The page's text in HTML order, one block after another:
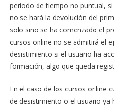
periodo de tiempo no puntual,
no se hará la devolución del
solo sino se ha comenzado el
cursos online no se admitirá el
desistimiento si el usuario ha
formación, algo que queda
En el caso de los cursos online
de desistimiento o el usuario ya